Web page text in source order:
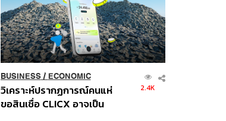
BUSINESS/ ECONOMIC
วิเคราะห์ปรากฏการณ์คนแห่
ขอสินเชื่อ CLICX อาจเป็น
2.4K